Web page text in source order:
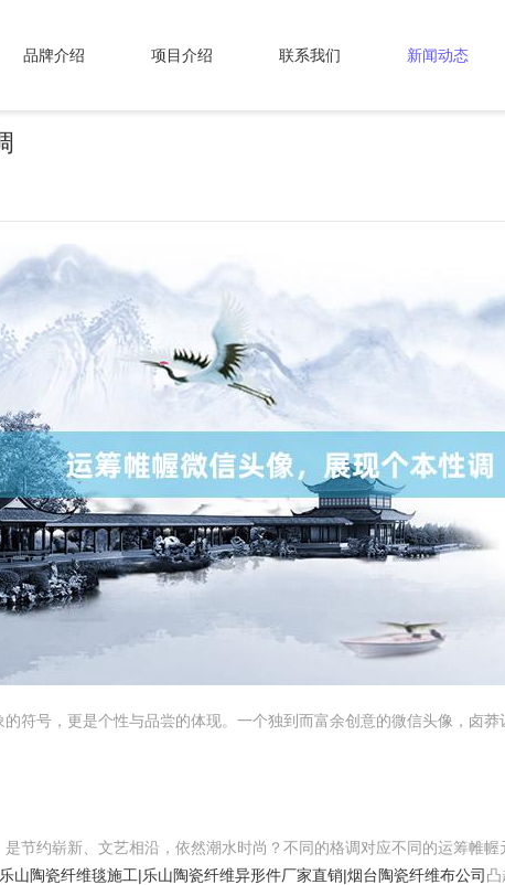
品牌介绍 项目介绍 联系我们 新闻动态
符号，更是个性与品尝的体现。一个独到而富余创意的微信头像，卤
节约崭新、文艺相沿，依然潮水时尚？不同的格调对应不同的运筹帷幄
山陶瓷纤维毯施工|乐山陶瓷纤维异形件厂家直销|烟台陶瓷纤维布公司